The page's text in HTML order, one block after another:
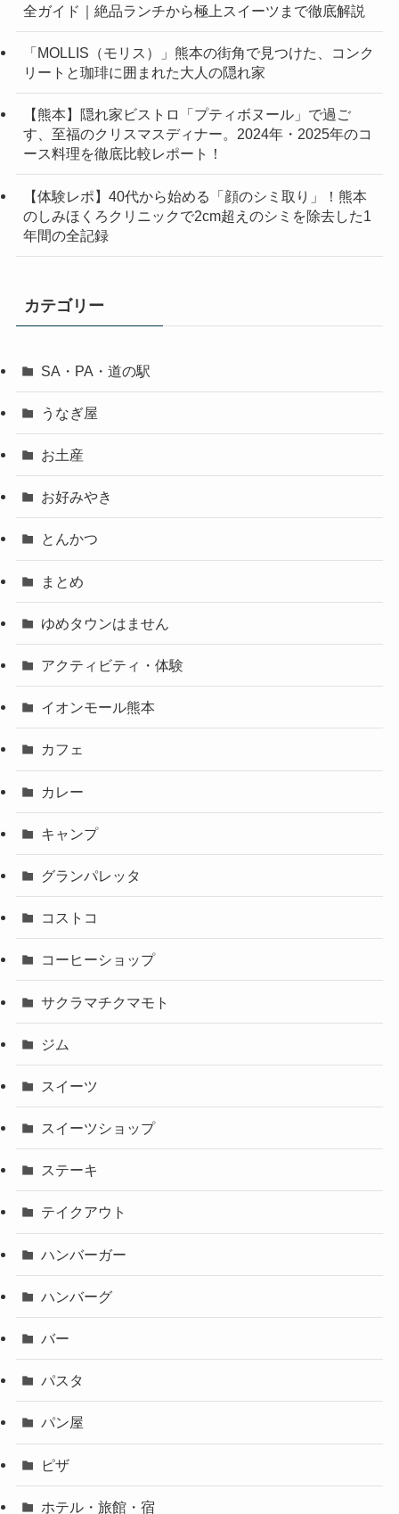
全ガイド｜絶品ランチから極上スイーツまで徹底解説
「MOLLIS（モリス）」熊本の街角で見つけた、コンク
リートと珈琲に囲まれた大人の隠れ家
【熊本】隠れ家ビストロ「プティボヌール」で過ご
す、至福のクリスマスディナー。2024年・2025年のコ
ース料理を徹底比較レポート！
【体験レポ】40代から始める「顔のシミ取り」！熊本
のしみほくろクリニックで2cm超えのシミを除去した1
年間の全記録
カテゴリー
SA・PA・道の駅
うなぎ屋
お土産
お好みやき
とんかつ
まとめ
ゆめタウンはません
アクティビティ・体験
イオンモール熊本
カフェ
カレー
キャンプ
グランパレッタ
コストコ
コーヒーショップ
サクラマチクマモト
ジム
スイーツ
スイーツショップ
ステーキ
テイクアウト
ハンバーガー
ハンバーグ
バー
パスタ
パン屋
ピザ
ホテル・旅館・宿